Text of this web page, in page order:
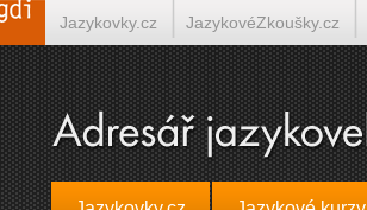
Jazykovky.cz JazykovéZkoušky.cz
Španělština on-line Italština on-line